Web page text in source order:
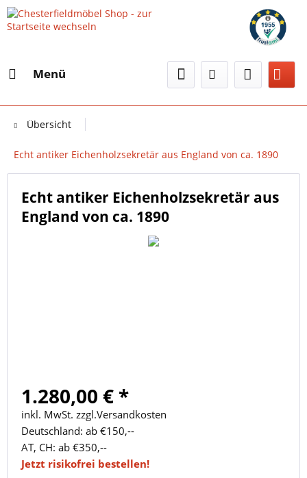
Menü
Übersicht
Echt antiker Eichenholzsekretär aus England von ca. 1890
Echt antiker Eichenholzsekretär aus
England von ca. 1890
1.280,00 € *
inkl. MwSt. zzgl.Versandkosten
Deutschland: ab €150,--
AT, CH: ab €350,--
Jetzt risikofrei bestellen!